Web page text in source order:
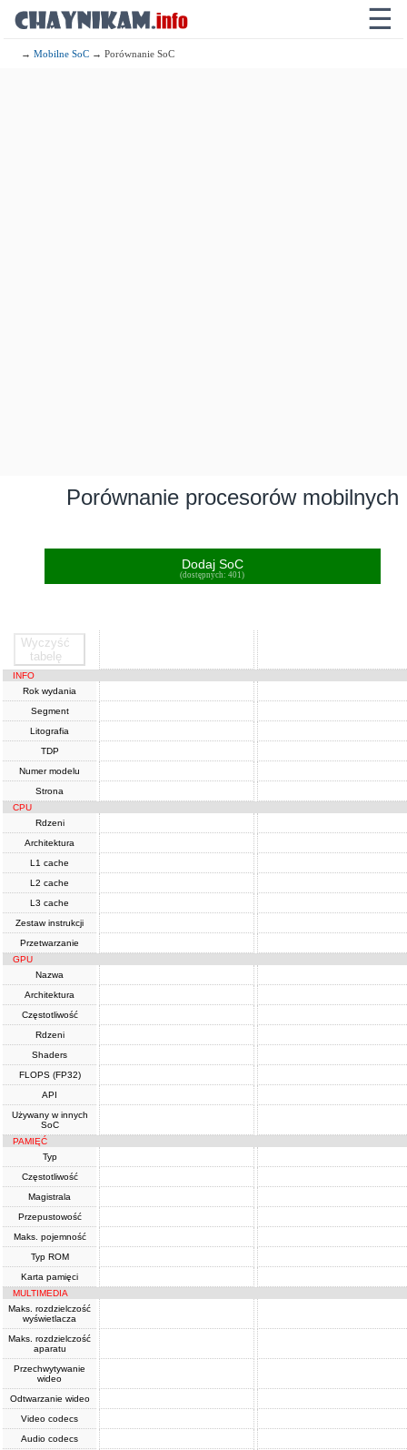
☰
→Mobilne SoC → Porównanie SoC
Porównanie procesorów mobilnych
Dodaj SoC
(dostępnych: 401)
Wyczyść
tabelę
INFO
Rok wydania
Segment
Litografia
TDP
Numer modelu
Strona
CPU
Rdzeni
Architektura
L1 cache
L2 cache
L3 cache
Zestaw instrukcji
Przetwarzanie
GPU
Nazwa
Architektura
Częstotliwość
Rdzeni
Shaders
FLOPS (FP32)
API
Używany w innych
SoC
PAMIĘĆ
Typ
Częstotliwość
Magistrala
Przepustowość
Maks. pojemność
Typ ROM
Karta pamięci
MULTIMEDIA
Maks. rozdzielczość
wyświetlacza
Maks. rozdzielczość
aparatu
Przechwytywanie
wideo
Odtwarzanie wideo
Video codecs
Audio codecs